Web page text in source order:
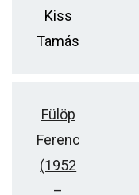
Kiss
Tamás
Fülöp
Ferenc
(1952
–